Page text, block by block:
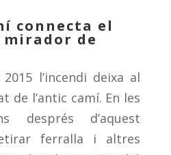
connecta el
de
l’incendi deixa al
de l’antic camí. En les
després d’aquest
ferralla i altres